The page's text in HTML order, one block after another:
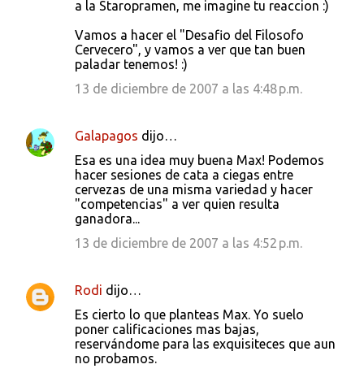
a la Staropramen, me imagine tu reaccion :)
Vamos a hacer el "Desafio del Filosofo
Cervecero", y vamos a ver que tan buen
paladar tenemos! :)
13 de diciembre de 2007 a las 4:48 p.m.
Galapagos dijo…
Esa es una idea muy buena Max! Podemos
hacer sesiones de cata a ciegas entre
cervezas de una misma variedad y hacer
"competencias" a ver quien resulta
ganadora...
13 de diciembre de 2007 a las 4:52 p.m.
Rodi dijo…
Es cierto lo que planteas Max. Yo suelo
poner calificaciones mas bajas,
reservándome para las exquisiteces que aun
no probamos.